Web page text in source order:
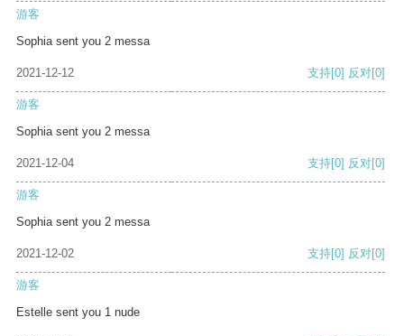
游客
Sophia sent you 2 messa
2021-12-12 支持[0] 反对[0]
游客
Sophia sent you 2 messa
2021-12-04 支持[0] 反对[0]
游客
Sophia sent you 2 messa
2021-12-02 支持[0] 反对[0]
游客
Estelle sent you 1 nude